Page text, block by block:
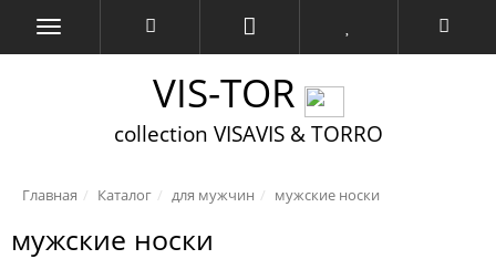
VIS-TOR
collection VISAVIS & TORRO
Главная Каталог для мужчин мужские носки
мужские носки